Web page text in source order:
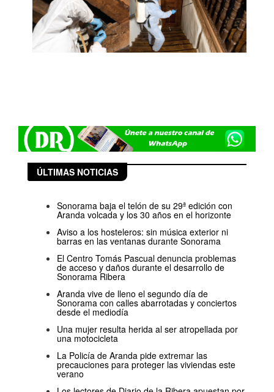
ÚLTIMAS NOTICIAS
Sonorama baja el telón de su 29ª edición con
Aranda volcada y los 30 años en el horizonte
Aviso a los hosteleros: sin música exterior ni
barras en las ventanas durante Sonorama
El Centro Tomás Pascual denuncia problemas
de acceso y daños durante el desarrollo de
Sonorama Ribera
Aranda vive de lleno el segundo día de
Sonorama con calles abarrotadas y conciertos
desde el mediodía
Una mujer resulta herida al ser atropellada por
una motocicleta
La Policía de Aranda pide extremar las
precauciones para proteger las viviendas este
verano